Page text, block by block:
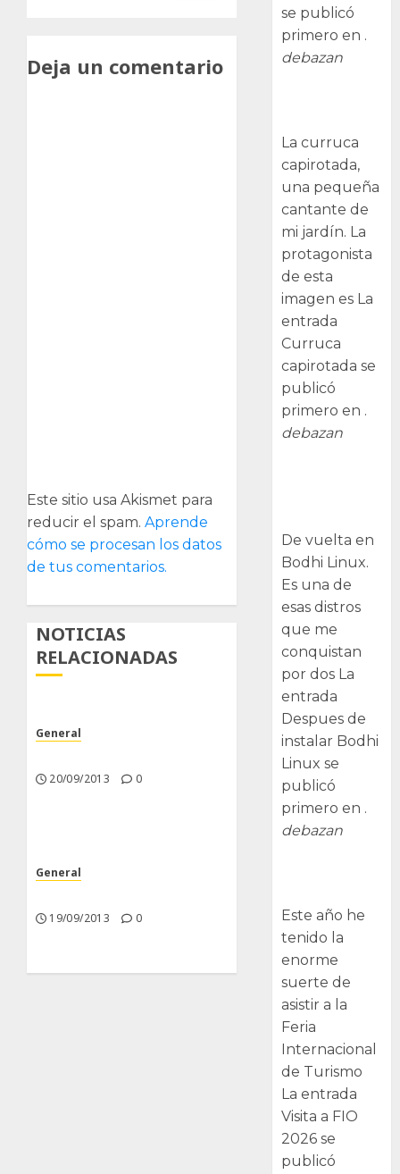
Deja un comentario
Este sitio usa Akismet para
reducir el spam. Aprende
cómo se procesan los datos
de tus comentarios.
NOTICIAS
RELACIONADAS
General
20/09/2013 0
General
19/09/2013 0
se publicó
primero en .
debazan
La curruca
capirotada,
una pequeña
cantante de
mi jardín. La
protagonista
de esta
imagen es La
entrada
Curruca
capirotada se
publicó
primero en .
debazan
De vuelta en
Bodhi Linux.
Es una de
esas distros
que me
conquistan
por dos La
entrada
Despues de
instalar Bodhi
Linux se
publicó
primero en .
debazan
Este año he
tenido la
enorme
suerte de
asistir a la
Feria
Internacional
de Turismo
La entrada
Visita a FIO
2026 se
publicó